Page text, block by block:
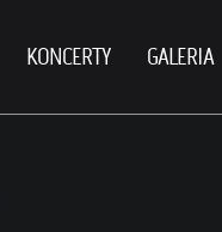
KONCERTY GALERIA